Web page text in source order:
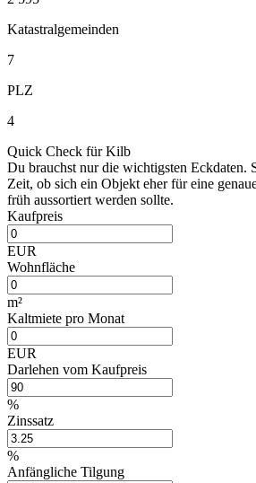
Katastralgemeinden
7
PLZ
4
Quick Check für Kilb
Du brauchst nur die wichtigsten Eckdaten.
Zeit, ob sich ein Objekt eher für eine
früh aussortiert werden sollte.
Kaufpreis
EUR
Wohnfläche
m²
Kaltmiete pro Monat
EUR
Darlehen vom Kaufpreis
%
Zinssatz
%
Anfängliche Tilgung